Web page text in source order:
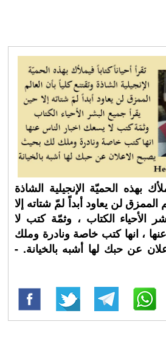
بهذه الحميّة الإنجيلية الشاذة
الممزق لن يعاود أبداً لمّ شتاته إلا
الأحياء الكتاب ، وثمّة كتب لا
، انها كتب خاصة ونادرة وملك
عن حبك لها أشبه بالخيانة. -